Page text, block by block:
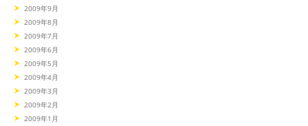
2009年9月
2009年8月
2009年7月
2009年6月
2009年5月
2009年4月
2009年3月
2009年2月
2009年1月